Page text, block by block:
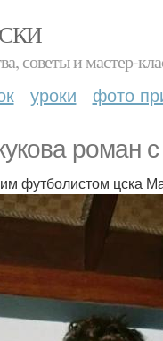
советы и мастер-
уроки фото
роман
футболистом цска